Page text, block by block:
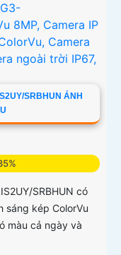
SRBHUN ÁNH
SRBHUN có
sáng kép ColorVu
màu cả ngày và